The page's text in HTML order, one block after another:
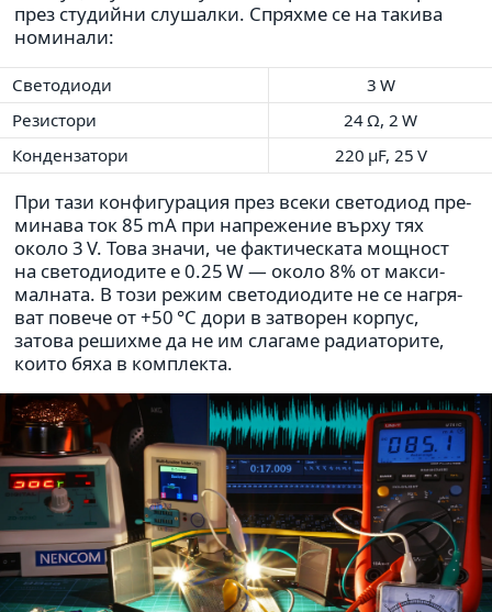
през сту­дийни слу­шалки. Спряхме се на такива
номи­нали:
Светоди­оди
3 W
Резистори
24 Ω, 2 W
Конден­за­тори
220 µF, 25 V
При тази кон­фи­гу­ра­ция през всеки све­то­диод пре­
ми­нава ток 85 mA при напре­же­ние върху тях
около 3 V. Това значи, че фак­ти­че­с­ката мощ­ност
на све­то­ди­о­дите е 0.25 W — около 8% от мак­си­
мал­ната. В този режим све­то­ди­о­дите не се нагря­
ват повече от +50 °C дори в затво­рен корпус,
затова решихме да не им сла­гаме ради­а­то­рите,
които бяха в ком­плекта.